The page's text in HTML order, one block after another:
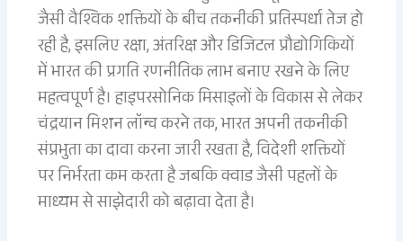
जैसी वैश्विक शक्तियों के बीच तकनीकी प्रतिस्पर्धा तेज हो
रही है, इसलिए रक्षा, अंतरिक्ष और डिजिटल प्रौद्योगिकियों
में भारत की प्रगति रणनीतिक लाभ बनाए रखने के लिए
महत्वपूर्ण है। हाइपरसोनिक मिसाइलों के विकास से लेकर
चंद्रयान मिशन लॉन्च करने तक, भारत अपनी तकनीकी
संप्रभुता का दावा करना जारी रखता है, विदेशी शक्तियों
पर निर्भरता कम करता है जबकि क्वाड जैसी पहलों के
माध्यम से साझेदारी को बढ़ावा देता है।